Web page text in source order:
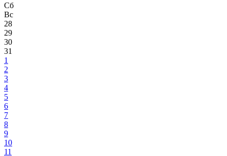
Сб
Вс
28
29
30
31
1
2
3
4
5
6
7
8
9
10
11